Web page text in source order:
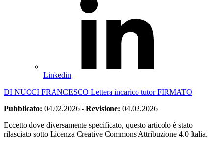
Linkedin
DI NUCCI FRANCESCO Lettera incarico tutor FIRMATO
Pubblicato: 04.02.2026 - Revisione: 04.02.2026
Eccetto dove diversamente specificato, questo articolo è stato
rilasciato sotto Licenza Creative Commons Attribuzione 4.0 Italia.